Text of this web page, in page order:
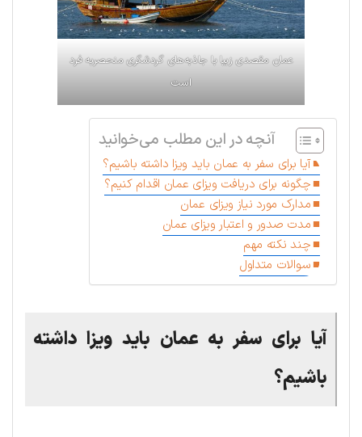
عمان مقصدی زیبا با جاذبه‌های گردشگری منحصربه فرد
است
آنچه در این مطلب می‌خوانید
آیا برای سفر به عمان باید ویزا داشته باشیم؟
چگونه برای دریافت ویزای عمان اقدام کنیم؟
مدارک مورد نیاز ویزا‌ی عمان
مدت صدور و اعتبار ویز‌ای عمان
چند نکته مهم‌‌
سوالات متداول
آیا برای سفر به عمان باید ویزا داشته
باشیم؟